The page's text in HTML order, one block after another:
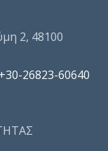
2, 48100
26823-60640